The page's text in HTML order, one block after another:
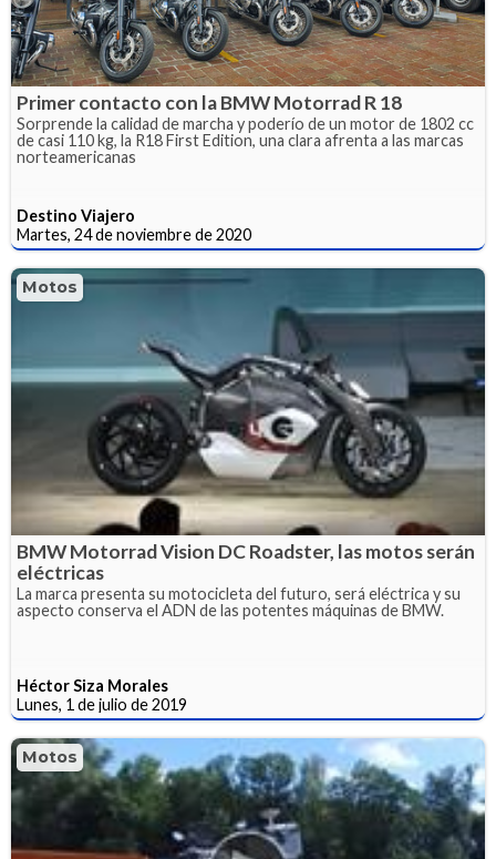
Primer contacto con la BMW Motorrad R 18
Sorprende la calidad de marcha y poderío de un motor de 1802 cc
de casi 110 kg, la R18 First Edition, una clara afrenta a las marcas
norteamericanas
Destino Viajero
Martes, 24 de noviembre de 2020
Motos
BMW Motorrad Vision DC Roadster, las motos serán
eléctricas
La marca presenta su motocicleta del futuro, será eléctrica y su
aspecto conserva el ADN de las potentes máquinas de BMW.
Héctor Siza Morales
Lunes, 1 de julio de 2019
Motos